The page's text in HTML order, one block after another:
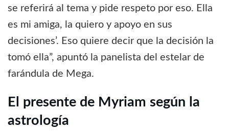
se referirá al tema y pide respeto por eso. Ella
es mi amiga, la quiero y apoyo en sus
decisiones’. Eso quiere decir que la decisión la
tomó ella”, apuntó la panelista del estelar de
farándula de Mega.
El presente de Myriam según la
astrología